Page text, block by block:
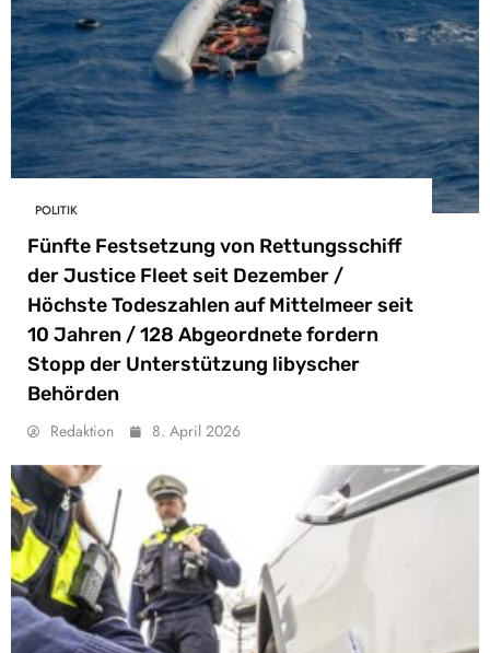
POLITIK
Fünfte Festsetzung von Rettungsschiff
der Justice Fleet seit Dezember /
Höchste Todeszahlen auf Mittelmeer seit
10 Jahren / 128 Abgeordnete fordern
Stopp der Unterstützung libyscher
Behörden
Redaktion 8. April 2026